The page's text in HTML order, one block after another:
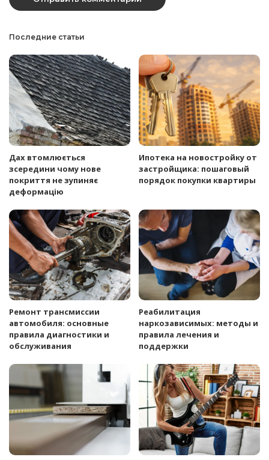
Последние статьи
Дах втомлюється
зсередини чому нове
покриття не зупиняє
деформацію
Ипотека на новостройку от
застройщика: пошаговый
порядок покупки квартиры
Ремонт трансмиссии
автомобиля: основные
правила диагностики и
обслуживания
Реабилитация
наркозависимых: методы и
правила лечения и
поддержки